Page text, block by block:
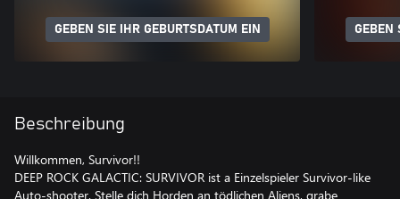
GEBEN SIE IHR GEBURTSDATUM EIN GEBEN
Beschreibung
Willkommen, Survivor!!
DEEP ROCK GALACTIC: SURVIVOR ist a Einzelspieler Survivor-like
Auto-shooter. Stelle dich Horden an tödlichen Aliens, grabe